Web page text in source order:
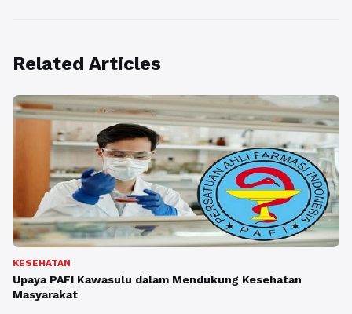
Related Articles
KESEHATAN
Upaya PAFI Kawasulu dalam Mendukung Kesehatan
Masyarakat